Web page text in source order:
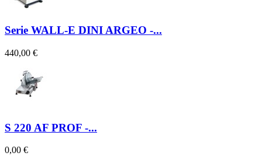
Serie WALL-E DINI ARGEO -...
440,00 €
S 220 AF PROF -...
0,00 €